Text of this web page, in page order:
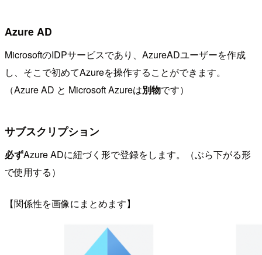
Azure AD
MicrosoftのIDPサービスであり、AzureADユーザーを作成
し、そこで初めてAzureを操作することができます。
（Azure AD と Microsoft Azureは別物です）
サブスクリプション
必ずAzure ADに紐づく形で登録をします。（ぶら下がる形
で使用する）
【関係性を画像にまとめます】